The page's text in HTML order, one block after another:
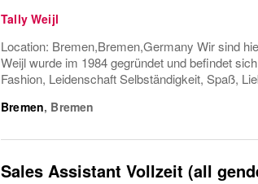
Tally Weijl
Location: Bremen,Bremen,Germany Wir sind
Weijl wurde im 1984 gegründet und befindet
Fashion, Leidenschaft Selbständigkeit, Spaß,
Bremen, Bremen
Sales Assistant Vollzeit (all